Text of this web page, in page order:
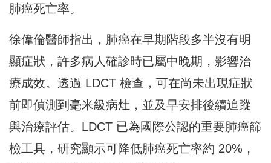
肺癌死亡率。
徐偉倫醫師指出，肺癌在早期階段多半沒有明
顯症狀，許多病人確診時已屬中晚期，影響治
療成效。透過 LDCT 檢查，可在尚未出現症狀
前即偵測到毫米級病灶，並及早安排後續追蹤
與治療評估。LDCT 已為國際公認的重要肺癌篩
檢工具，研究顯示可降低肺癌死亡率約 20%，